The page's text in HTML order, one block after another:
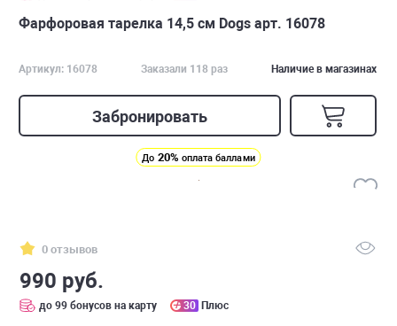
Фарфоровая тарелка 14,5 см Dogs арт. 16078
Артикул: 16078 Заказали 118 раз Наличие в магазинах
Забронировать
До 20% оплата баллами
0 отзывов
990 руб.
до 99 бонусов на карту 30 Плюс